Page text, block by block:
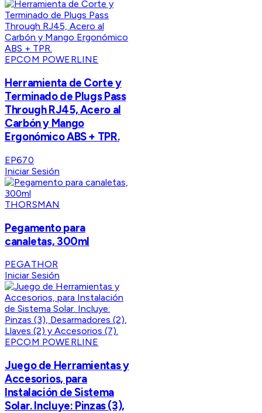
EPCOM POWERLINE
Herramienta de Corte y
Terminado de Plugs Pass
Through RJ45, Acero al
Carbón y Mango
Ergonómico ABS + TPR.
EP670
Iniciar Sesión
THORSMAN
Pegamento para
canaletas, 300ml
PEGATHOR
Iniciar Sesión
EPCOM POWERLINE
Juego de Herramientas y
Accesorios, para
Instalación de Sistema
Solar. Incluye: Pinzas (3),